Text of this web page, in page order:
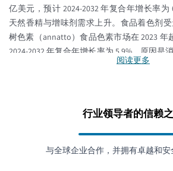
亿美元，预计 2024-2032 年复合年增长率
天然香精与增味剂需求上升。食品着色剂
树色素（annatto）食品色素市场在 2023 年
2024-2032 年复合年增长率为 5.9%，原因是
风险的认知提升。消费者对透明度的需求
阅读更多
行业领导者的信赖
与全球企业合作，并拥有卓越和安